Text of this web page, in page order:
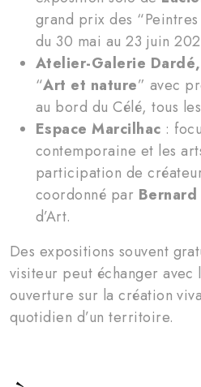
grand prix des
du 30 mai au 23 juin
Atelier-Galerie
“Art et nature” avec
au bord du Célé, tous
Espace Marcilhac :
contemporaine et les
participation de
coordonné par
d’Art.
Des expositions souvent
visiteur peut échanger avec
ouverture sur la création
quotidien d’un territoire.